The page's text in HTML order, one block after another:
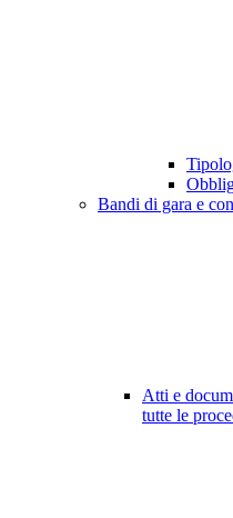
Bandi di gara e
Atti e
tutte le